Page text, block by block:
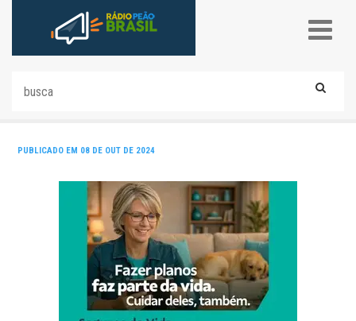
PUBLICADO EM 08 DE OUT DE 2024